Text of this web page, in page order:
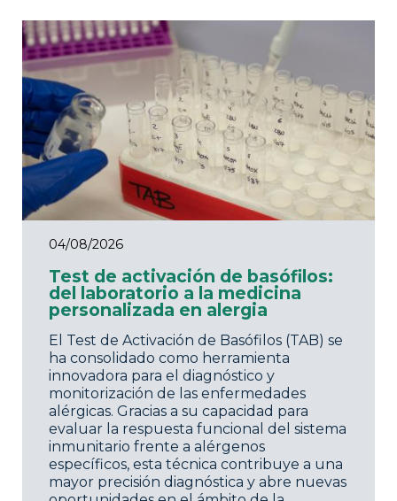
04/08/2026
Test de activación de basófilos:
del laboratorio a la medicina
personalizada en alergia
El Test de Activación de Basófilos (TAB) se
ha consolidado como herramienta
innovadora para el diagnóstico y
monitorización de las enfermedades
alérgicas. Gracias a su capacidad para
evaluar la respuesta funcional del sistema
inmunitario frente a alérgenos
específicos, esta técnica contribuye a una
mayor precisión diagnóstica y abre nuevas